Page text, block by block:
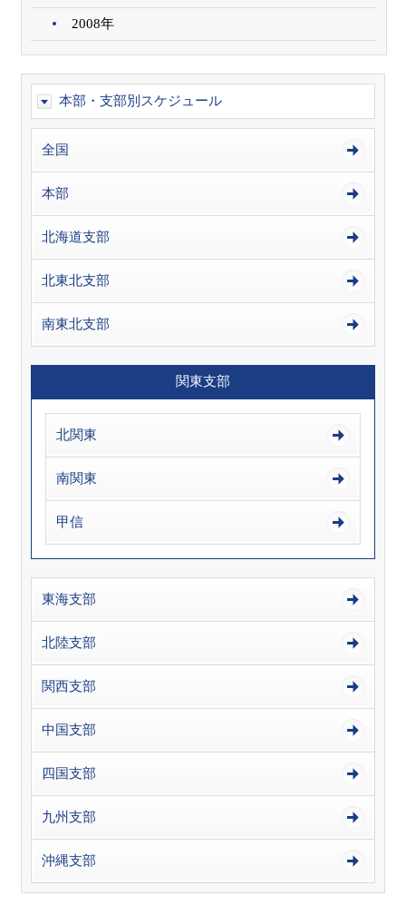
2008年
本部・支部別スケジュール
全国
本部
北海道支部
北東北支部
南東北支部
関東支部
北関東
南関東
甲信
東海支部
北陸支部
関西支部
中国支部
四国支部
九州支部
沖縄支部